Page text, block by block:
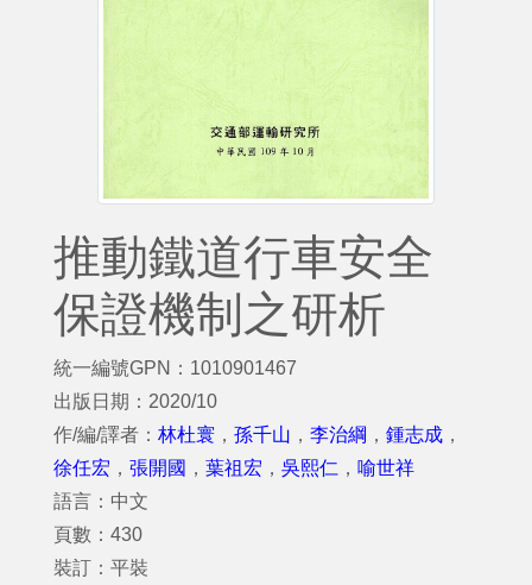
推動鐵道行車安全
保證機制之研析
統一編號GPN：1010901467
出版日期：2020/10
作/編/譯者： 林杜寰 ， 孫千山 ， 李治綱 ， 鍾志成 ，
徐任宏 ， 張開國 ， 葉祖宏 ， 吳熙仁 ， 喻世祥
語言：中文
頁數：430
裝訂：平裝